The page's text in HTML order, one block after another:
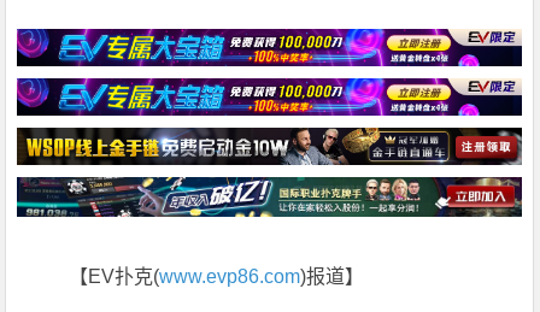
【EV扑克(www.evp86.com)报道】